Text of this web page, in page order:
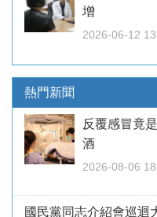
增
2026-06-12
熱門新聞
反覆感冒竟
酒
2026-08-06
國民黨同志介紹會巡